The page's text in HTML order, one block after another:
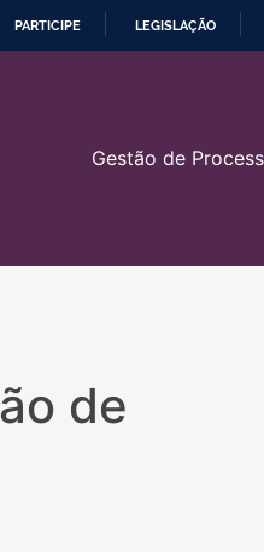
PARTICIPE LEGISLAÇÃO
Gestão de
de